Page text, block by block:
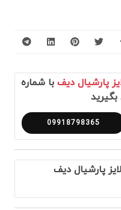
پارشیال دیف با شماره
09918798365
پارشیال دیف